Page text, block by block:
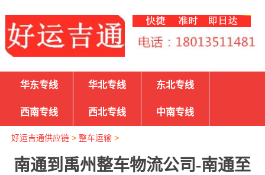
华东专线 华北专线 东北专线
西南专线 西北专线 中南专线
好运吉通供应链> 整车运输>
南通到禹州整车物流公司-南通至